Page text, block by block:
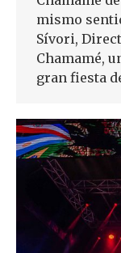
mismo
Sívori,
Chamamé,
gran fiesta